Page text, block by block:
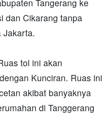
Tangerang ke
dan Cikarang tanpa
Jakarta.
tol ini akan
Kunciran. Ruas ini
akibat banyaknya
di Tanggerang